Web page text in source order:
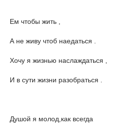
Ем чтобы жить ,
А не живу чтоб наедаться .
Хочу я жизнью наслаждаться ,
И в сути жизни разобраться .
Душой я молод,как всегда